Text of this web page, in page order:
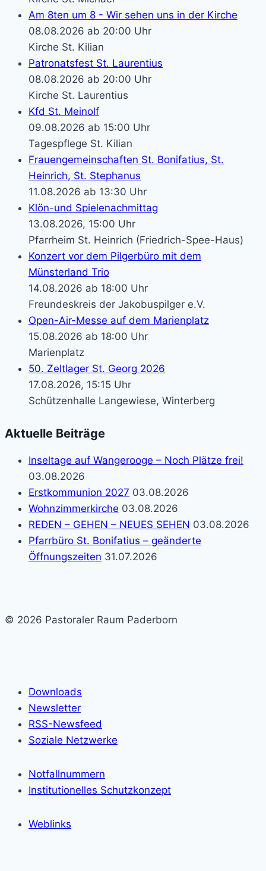
Am 8ten um 8 - Wir sehen uns in der Kirche
08.08.2026 ab 20:00 Uhr
Kirche St. Kilian
Patronatsfest St. Laurentius
08.08.2026 ab 20:00 Uhr
Kirche St. Laurentius
Kfd St. Meinolf
09.08.2026 ab 15:00 Uhr
Tagespflege St. Kilian
Frauengemeinschaften St. Bonifatius, St.
Heinrich, St. Stephanus
11.08.2026 ab 13:30 Uhr
Klön-und Spielenachmittag
13.08.2026, 15:00 Uhr
Pfarrheim St. Heinrich (Friedrich-Spee-Haus)
Konzert vor dem Pilgerbüro mit dem
Münsterland Trio
14.08.2026 ab 18:00 Uhr
Freundeskreis der Jakobuspilger e.V.
Open-Air-Messe auf dem Marienplatz
15.08.2026 ab 18:00 Uhr
Marienplatz
50. Zeltlager St. Georg 2026
17.08.2026, 15:15 Uhr
Schützenhalle Langewiese, Winterberg
Aktuelle Beiträge
Inseltage auf Wangerooge – Noch Plätze frei!
03.08.2026
Erstkommunion 2027 03.08.2026
Wohnzimmerkirche 03.08.2026
REDEN – GEHEN – NEUES SEHEN 03.08.2026
Pfarrbüro St. Bonifatius – geänderte
Öffnungszeiten 31.07.2026
© 2026 Pastoraler Raum Paderborn
Downloads
Newsletter
RSS-Newsfeed
Soziale Netzwerke
Notfallnummern
Institutionelles Schutzkonzept
Weblinks